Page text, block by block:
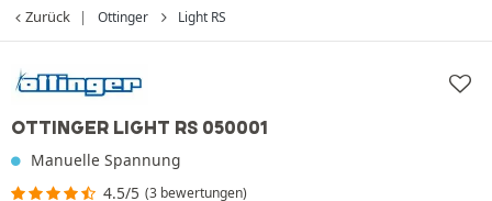
Zurück Ottinger Light RS
OTTINGER LIGHT RS 050001
Manuelle Spannung
4.5/5 (3 bewertungen)